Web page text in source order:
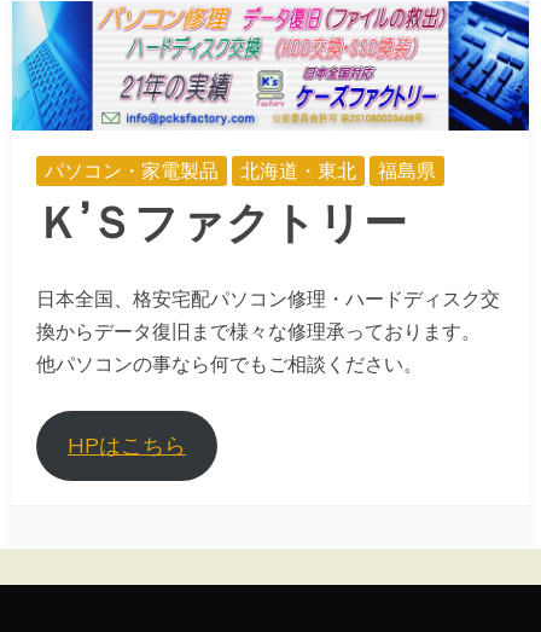
パソコン・家電製品 北海道・東北 福島県
Ｋ’Ｓファクトリー
日本全国、格安宅配パソコン修理・ハードディスク交
換からデータ復旧まで様々な修理承っております。
他パソコンの事なら何でもご相談ください。
HPはこちら